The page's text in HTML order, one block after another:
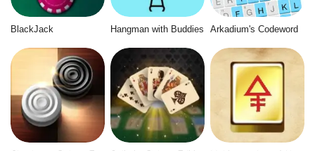
BlackJack Hangman with Buddies Arkadium's Codeword